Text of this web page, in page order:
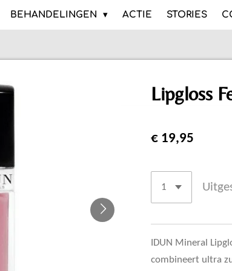
BEHANDELINGEN ACTIE STORIES
Lipgloss
€ 19,95
IDUN Mineral
combineert ultra